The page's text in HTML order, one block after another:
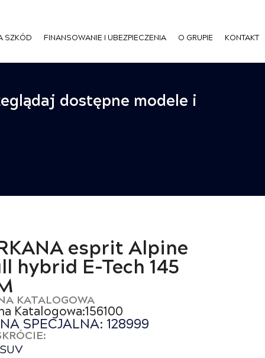
SZKÓD FINANSOWANIE I UBEZPIECZENIA O GRUPIE KONTAKT
dostępne modele i
esprit Alpine
hybrid E-Tech 145
KATALOGOWA
Katalogowa:156100
SPECJALNA: 128999
SUV